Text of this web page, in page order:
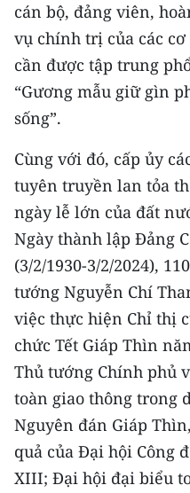
cán bộ, đảng viên,
vụ chính trị của các
cần được tập trung
“Gương mẫu giữ gìn
sống”.
Cùng với đó, cấp ủy
tuyên truyền lan tỏa
ngày lễ lớn của đất
Ngày thành lập Đảng
(3/2/1930-3/2/2024),
tướng Nguyễn Chí
việc thực hiện Chỉ thị
chức Tết Giáp Thìn
Thủ tướng Chính phủ
toàn giao thông trong
Nguyên đán Giáp
quả của Đại hội Công
XIII; Đại hội đại biểu